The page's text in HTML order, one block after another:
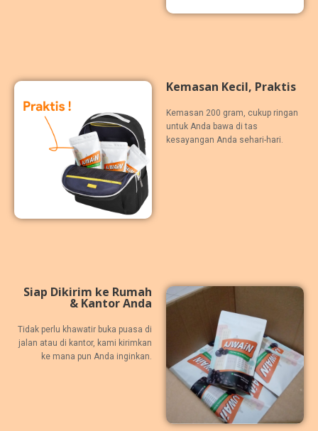
Kemasan Kecil, Praktis
Kemasan 200 gram, cukup ringan
untuk Anda bawa di tas
kesayangan Anda sehari-hari.
Siap Dikirim ke Rumah
& Kantor Anda
Tidak perlu khawatir buka puasa di
jalan atau di kantor, kami kirimkan
ke mana pun Anda inginkan.